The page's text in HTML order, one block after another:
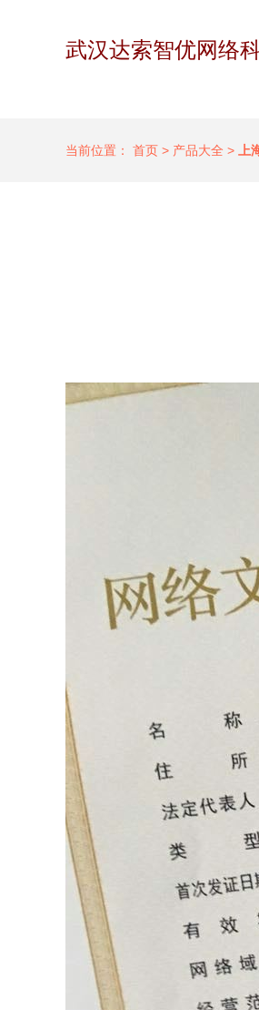
武汉达索智优网络
当前位置： 首页 > 产品大全 >